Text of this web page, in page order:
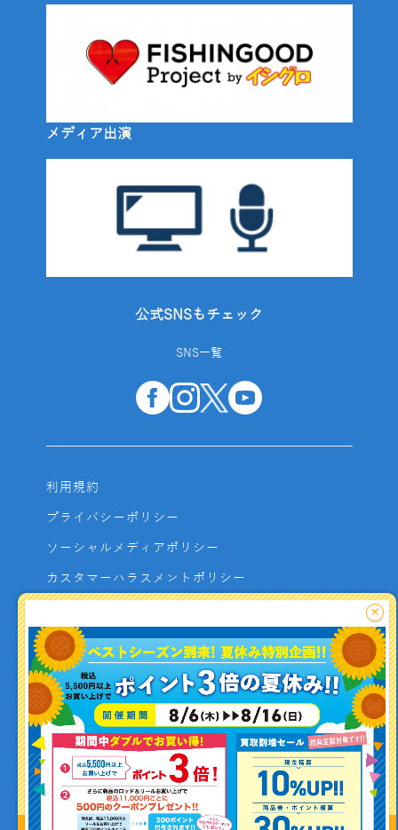
釣り情報を
投稿する
メディア出演
公式SNSもチェック
SNS一覧
利用規約
プライバシーポリシー
ソーシャルメディアポリシー
カスタマーハラスメントポリシー
よくあるご質問
お問い合わせ
利用者資金の保全方法
×